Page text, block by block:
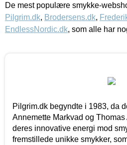
De mest populære smykke-
Pilgrim.dk, Brodersens.dk,
EndlessNordic.dk, som alle har
Pilgrim.dk begyndte i 1983, da
Annemette Markvad og
deres innovative energi mod
fremstillede unikke smykker,